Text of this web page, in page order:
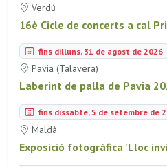
Verdú
16è Cicle de concerts a cal
fins dilluns, 31 de agost de 2026
Pavia (Talavera)
Laberint de palla de Pavia
fins dissabte, 5 de setembre de
Maldà
Exposició fotogràfica 'Lloc